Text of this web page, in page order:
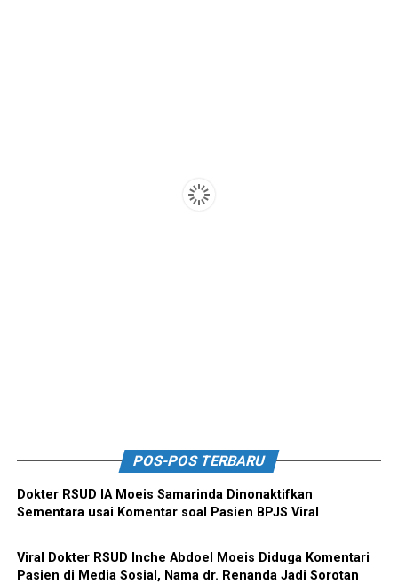
POS-POS TERBARU
Dokter RSUD IA Moeis Samarinda Dinonaktifkan
Sementara usai Komentar soal Pasien BPJS Viral
Viral Dokter RSUD Inche Abdoel Moeis Diduga Komentari
Pasien di Media Sosial, Nama dr. Renanda Jadi Sorotan